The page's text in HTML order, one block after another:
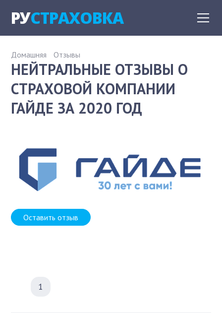
РУСТРАХОВКА
Домашняя Отзывы
НЕЙТРАЛЬНЫЕ ОТЗЫВЫ О
СТРАХОВОЙ КОМПАНИИ
ГАЙДЕ ЗА 2020 ГОД
Оставить отзыв
1